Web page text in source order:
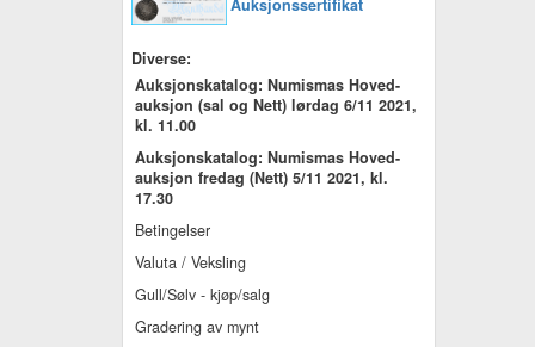
Auksjonssertifikat
Diverse:
Auksjonskatalog: Numismas Hoved-
auksjon (sal og Nett) lørdag 6/11 2021,
kl. 11.00
Auksjonskatalog: Numismas Hoved-
auksjon fredag (Nett) 5/11 2021, kl.
17.30
Betingelser
Valuta / Veksling
Gull/Sølv - kjøp/salg
Gradering av mynt